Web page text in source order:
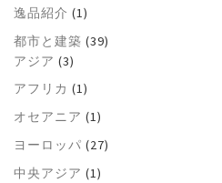
逸品紹介 (1)
都市と建築 (39)
アジア (3)
アフリカ (1)
オセアニア (1)
ヨーロッパ (27)
中央アジア (1)